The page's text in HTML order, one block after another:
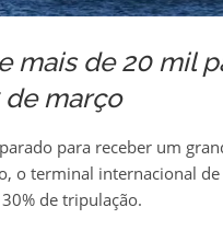
mais de 20 mil
de março
para receber um
o terminal internacional
de tripulação.